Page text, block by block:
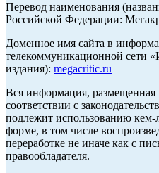
Перевод наименования
Российской Федерации:
Доменное имя сайта в
телекоммуникационной сети
издания): megacritic.ru
Вся информация, размещенная
соответствии с
подлежит использованию
форме, в том числе
переработке не иначе как с
правообладателя.